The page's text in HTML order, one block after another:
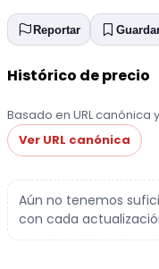
Reportar
Histórico de precio
Basado en URL
Ver URL canónica
Aún no tenemos
con cada